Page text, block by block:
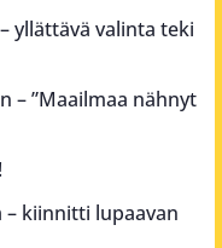
yllättävä valinta teki
– ”Maailmaa nähnyt
kiinnitti lupaavan